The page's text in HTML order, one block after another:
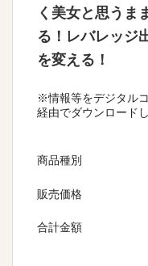
く美女と思うま
る！レバレッジ
を変える！
※情報等をデジタル
経由でダウンロード
商品種別
販売価格
合計金額